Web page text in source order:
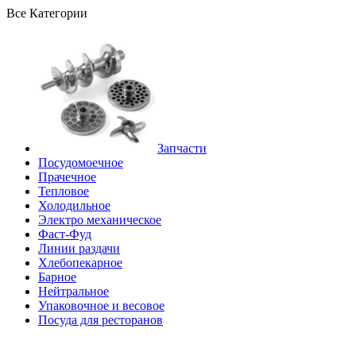
Все Категории
Запчасти
Посудомоечное
Прачечное
Тепловое
Холодильное
Электро механическое
Фаст-Фуд
Линии раздачи
Хлебопекарное
Барное
Нейтральное
Упаковочное и весовое
Посуда для ресторанов